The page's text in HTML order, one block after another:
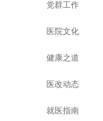
党群工作
医院文化
健康之道
医改动态
就医指南